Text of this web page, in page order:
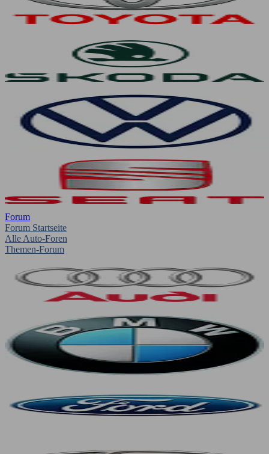
Forum
Forum Startseite
Alle Auto-Foren
Themen-Forum